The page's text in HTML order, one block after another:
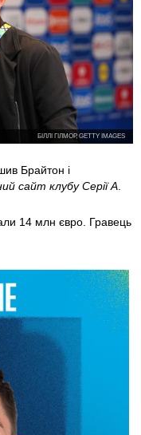
БІЛЛІ ГІЛМОР, GETTY IMAGES
Брайтон і
сайт клубу Серії А.
14 млн євро. Гравець